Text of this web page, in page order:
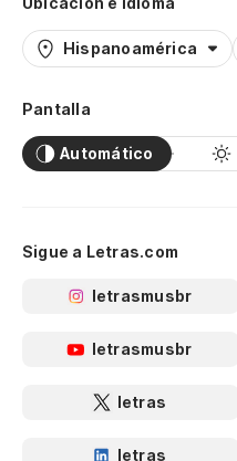
Hispanoamérica
Pantalla
Automático
Sigue a Letras.com
letrasmusbr
letrasmusbr
letras
letras